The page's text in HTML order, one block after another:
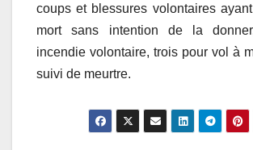
coups et blessures volontaires
mort sans intention de la
incendie volontaire, trois pour vol à
suivi de meurtre.